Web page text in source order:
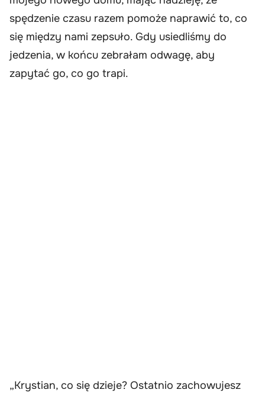
spędzenie czasu razem pomoże naprawić to, co
się między nami zepsuło. Gdy usiedliśmy do
jedzenia, w końcu zebrałam odwagę, aby
zapytać go, co go trapi.
„Krystian, co się dzieje? Ostatnio zachowujesz